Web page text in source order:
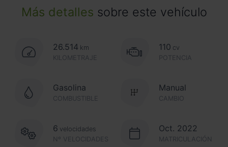
Más detalles sobre este vehículo
26.514 km
KILOMETRAJE
110 cv
POTENCIA
Gasolina
COMBUSTIBLE CAMBIO
Manual
Nº VELOCIDADES
6 velocidades Oct. 2022
MATRICULACIÓN